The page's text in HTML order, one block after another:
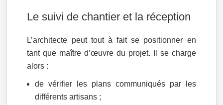
Le suivi de chantier et la réception
L’architecte peut tout à fait se positionner en
tant que maître d’œuvre du projet. Il se charge
alors :
de vérifier les plans communiqués par les
différents artisans ;